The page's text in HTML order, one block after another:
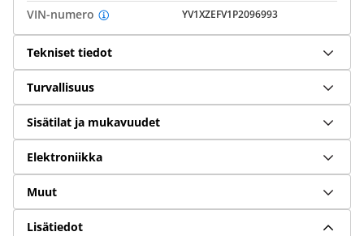
VIN-numero
YV1XZEFV1P2096993
Tekniset tiedot
Turvallisuus
Sisätilat ja mukavuudet
Elektroniikka
Muut
Lisätiedot